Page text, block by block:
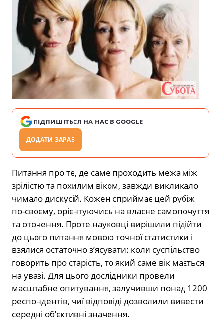
ПІДПИШІТЬСЯ НА НАС В GOOGLE
ДОДАТИ ЗАРАЗ
Питання про те, де саме проходить межа між
зрілістю та похилим віком, завжди викликало
чимало дискусій. Кожен сприймає цей рубіж
по-своєму, орієнтуючись на власне самопочуття
та оточення. Проте науковці вирішили підійти
до цього питання мовою точної статистики і
взялися остаточно з’ясувати: коли суспільство
говорить про старість, то який саме вік мається
на увазі. Для цього дослідники провели
масштабне опитування, залучивши понад 1200
респондентів, чиї відповіді дозволили вивести
середні об’єктивні значення.